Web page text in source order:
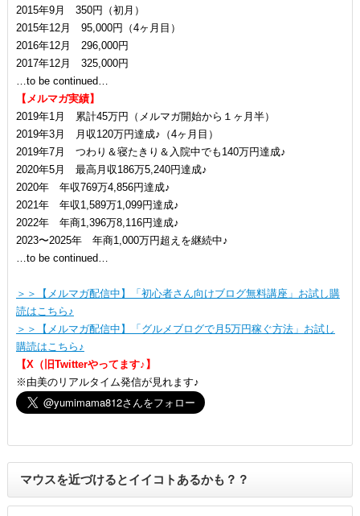
2015年9月 350円（初月）
2015年12月 95,000円（4ヶ月目）
2016年12月 296,000円
2017年12月 325,000円
…to be continued…
【メルマガ実績】
2019年1月 累計45万円（メルマガ開始から１ヶ月半）
2019年3月 月収120万円達成♪（4ヶ月目）
2019年7月 つわり＆寝たきり＆入院中でも140万円達成♪
2020年5月 最高月収186万5,240円達成♪
2020年 年収769万4,856円達成♪
2021年 年収1,589万1,099円達成♪
2022年 年商1,396万8,116円達成♪
2023〜2025年 年商1,000万円超えを継続中♪
…to be continued…
＞＞【メルマガ配信中】「初心者さん向けブログ無料講座」お試し購
読はこちら♪
＞＞【メルマガ配信中】「グルメブログで月5万円稼ぐ方法」お試し
購読はこちら♪
【X（旧Twitterやってます♪】
※由美のリアルタイム発信が見れます♪
マウスを近づけるとイイコトあるかも？？